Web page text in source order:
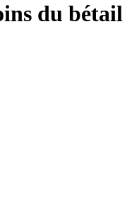
du bétail